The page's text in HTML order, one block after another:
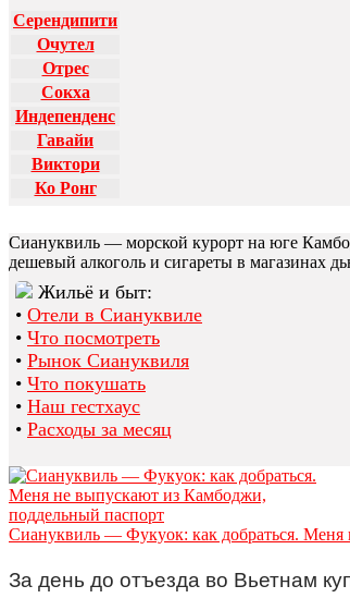
Об авторах
Серендипити
Очутел
Отрес
Сокха
Индепенденс
Гавайи
Виктори
Ко Ронг
Сиануквиль — морской курорт на юге
дешевый алкоголь и сигареты в магазинах
Жильё и быт:
• Отели в Сиануквиле
• Что посмотреть
• Рынок Сиануквиля
• Что покушать
• Наш гестхаус
• Расходы за месяц
Сиануквиль — Фукуок: как добраться.
За день до отъезда во Вьетнам